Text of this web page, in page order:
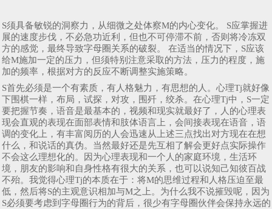
S须具备敏锐的洞察力，从细微之处体察M的内心变化。 S应掌握进
展的速度步伐，不必急功近利，但也不可停滞不前，否则将冷冻双
方的感觉，最终导致字母圈关系的破裂。 在适当的情况下，S应该
给M施加一定的压力，但须特别注意采取的方法，压力的程度，施
加的频率，根据对方的反应不断调整实施策略。
S首先必须是一个有素质，有人格魅力，有思想的人。心理Tj就好像
下围棋一样，布局，试探，对攻，围歼，绞杀。在心理Tj中，S一定
要把握节奏，语音是最基本的，视频和现实就最好了，人的心理表
现会直观的表现在面部表情和肢体语言上，会间接表现在语音，语
调的变化上，有丰富阅历的人会迅速从上述三点找出对方现在在想
什么，和说话的真伪。当然最好还是先互相了解会更好点实际操作
不会这么理想化的。因为心理表现和一个人的家庭环境，生活环
境，朋友的影响和自身性格有很大的关系，也可以说知己知彼百战
不殆。我觉得心理Tj的本质在于：将M的思维过程和人格压迫至最
低，然后将S的主观意识相加与M之上。为什么我不说摧毁呢，因为
S必须要考虑到字母圈行为的背后，很少有字母圈伙伴会保持永远的